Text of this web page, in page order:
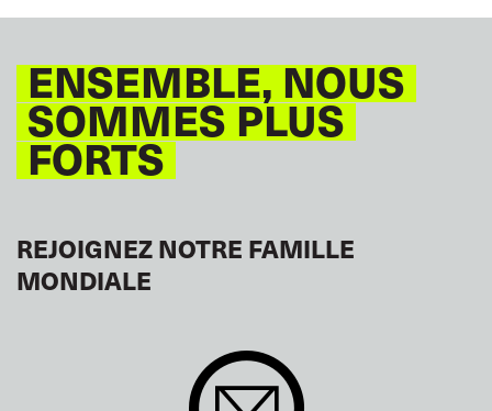
ENSEMBLE, NOUS
SOMMES PLUS
FORTS
REJOIGNEZ NOTRE FAMILLE
MONDIALE